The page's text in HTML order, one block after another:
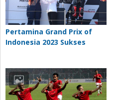
Pertamina Grand Prix of
Indonesia 2023 Sukses